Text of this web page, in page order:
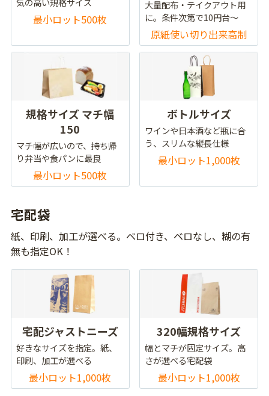
最小ロット500枚
大量配布・テイクアウト用
に。条件次第で10円台～
原紙使い切り出来高制
規格サイズ マチ幅
150
マチ幅が広いので、持ち帰
り弁当や食パンに最良
最小ロット500枚
ボトルサイズ
ワインや日本酒など瓶に合
う、スリムな縦長仕様
最小ロット1,000枚
宅配袋
紙、印刷、加工が選べる。ベロ付き、ベロなし、糊の有
無も指定OK！
宅配ジャストニーズ
好きなサイズを指定。紙、
印刷、加工が選べる
最小ロット1,000枚
320幅規格サイズ
幅とマチが固定サイズ。高
さが選べる宅配袋
最小ロット1,000枚